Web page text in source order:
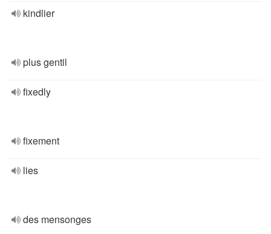
kindlier
plus gentil
fixedly
fixement
lies
des mensonges